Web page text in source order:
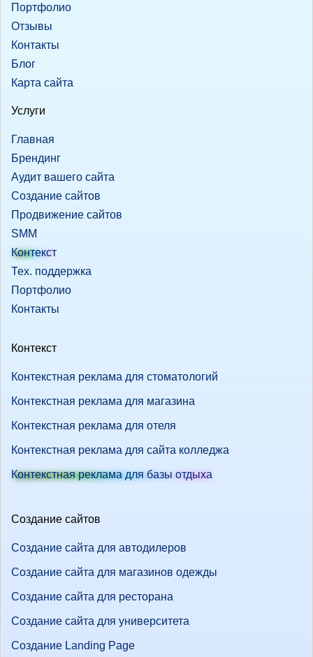
Портфолио
Отзывы
Контакты
Блог
Карта сайта
Услуги
Главная
Брендинг
Аудит вашего сайта
Создание сайтов
Продвижение сайтов
SMM
Контекст
Тех. поддержка
Портфолио
Контакты
Контекст
Контекстная реклама для стоматологий
Контекстная реклама для магазина
Контекстная реклама для отеля
Контекстная реклама для сайта колледжа
Контекстная реклама для базы отдыха
Создание сайтов
Создание сайта для автодилеров
Создание сайта для магазинов одежды
Создание сайта для ресторана
Создание сайта для университета
Создание Landing Page